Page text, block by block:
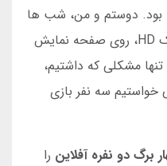
بود. دوستم و من، شب ها
ساعت ها بازی می کردیم. گرافیک HD، روی صفحه نمایش
مشکلی که داشتیم،
سه نفر بازی
برگ دو نفره آفلاین را